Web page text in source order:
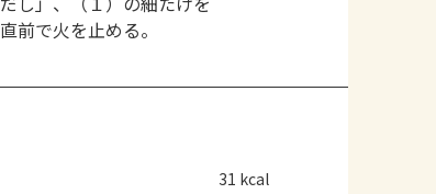
前で火を止める。
31 kcal